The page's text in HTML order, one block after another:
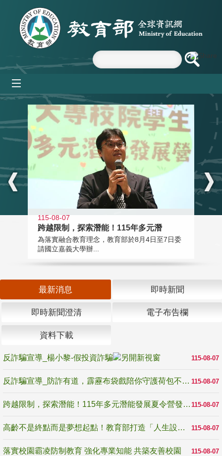
跳到主要內容區塊
:::
115-08-07
跨越限制，探索潛能！115年多元潛
為落實融合教育理念，教育部於8月4日至7日委
請國立嘉義大學辦...
最新消息 即時新聞
即時新聞澄清 電子布告欄
資料下載
115-08-07
反詐騙宣導_楊小黎-假投資詐騙
115-08-07
反詐騙宣導_防詐有道，霹靂布袋戲陪你守護荷包不受騙
115-08-07
跨越限制，探索潛能！115年多元潛能發展夏令營發掘生命無限可能
115-08-07
高齡不是終點而是夢想起點！教育部打造「人生設計夢工場」 參展第3屆高齡健康產業博覽會
115-08-07
落實校園霸凌防制教育 強化專業知能 共築友善校園